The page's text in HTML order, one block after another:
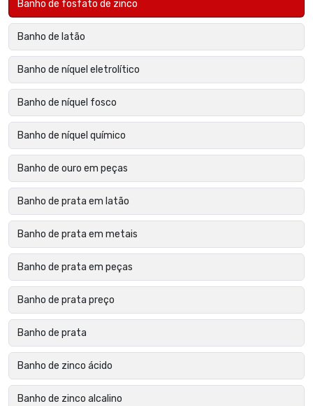
Banho de fosfato de zinco
Banho de latão
Banho de níquel eletrolítico
Banho de níquel fosco
Banho de níquel químico
Banho de ouro em peças
Banho de prata em latão
Banho de prata em metais
Banho de prata em peças
Banho de prata preço
Banho de prata
Banho de zinco ácido
Banho de zinco alcalino